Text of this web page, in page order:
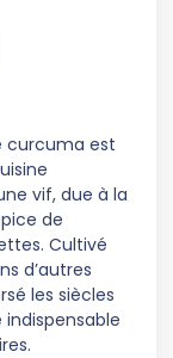
curcuma est
vif, due à la
de
Cultivé
d’autres
les siècles